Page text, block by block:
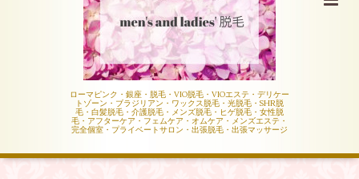
ローマピンク・銀座・脱毛・VIO脱毛・VIOエステ・デリケー
トゾーン・ブラジリアン・ワックス脱毛・光脱毛・SHR脱
毛・白髪脱毛・介護脱毛・メンズ脱毛・ヒゲ脱毛・女性脱
毛・アフターケア・フェムケア・オムケア・メンズエステ・
完全個室・プライベートサロン・出張脱毛・出張マッサージ